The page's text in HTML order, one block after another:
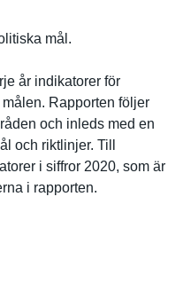
mål.
år indikatore­r för
Rapporten följer
och inleds med en
och riktlinjer. Till
i siffror 2020, som är
i rapporten.